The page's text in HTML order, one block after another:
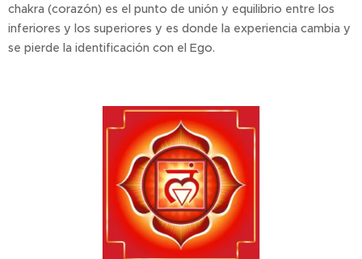
chakra (corazón) es el punto de unión y equilibrio entre los
inferiores y los superiores y es donde la experiencia cambia y
se pierde la identificación con el Ego.